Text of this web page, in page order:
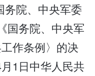
务院、中央军委
国务院、中央军
作条例〉的决
1日中华人民共